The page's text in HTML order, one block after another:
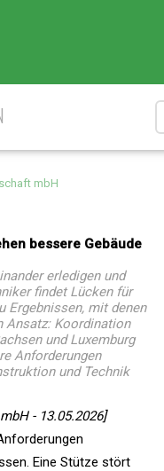
mbH
bessere Gebäude
erledigen und
findet Lücken für
Ergebnissen, mit denen
Ansatz: Koordination
und Luxemburg
Anforderungen
und Technik
- 13.05.2026]
Eine Stütze stört